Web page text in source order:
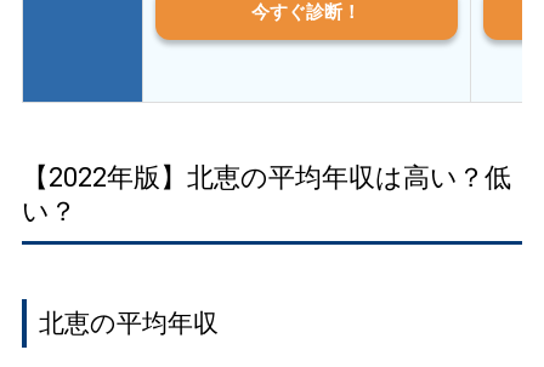
今すぐ診断！
【2022年版】北恵の平均年収は高い？低
い？
北恵の平均年収